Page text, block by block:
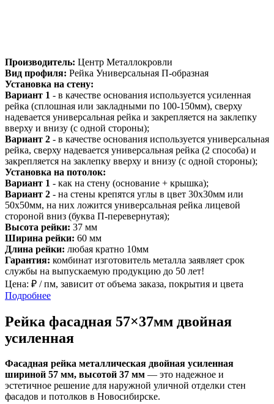
Производитель: Центр Металлокровли
Вид профиля: Рейка Универсальная П-образная
Установка на стену:
Вариант 1 - в качестве основания используется усиленная
рейка (сплошная или закладными по 100-150мм), сверху
надевается универсальная рейка и закрепляется на заклепку
вверху и внизу (с одной стороны);
Вариант 2 - в качестве основания используется универсальная
рейка, сверху надевается универсальная рейка (2 способа) и
закрепляется на заклепку вверху и внизу (с одной стороны);
Установка на потолок:
Вариант 1 - как на стену (основание + крышка);
Вариант 2 - на стены крепятся углы в цвет 30х30мм или
50х50мм, на них ложится универсальная рейка лицевой
стороной вниз (буква П-перевернутая);
Высота рейки: 37 мм
Ширина рейки: 60 мм
Длина рейки: любая кратно 10мм
Гарантия: комбинат изготовитель металла заявляет срок
службы на выпускаемую продукцию до 50 лет!
Цена: ₽ / пм, зависит от объема заказа, покрытия и цвета
Подробнее
Рейка фасадная 57×37мм двойная
усиленная
Фасадная рейка металлическая двойная усиленная
шириной 57 мм, высотой 37 мм — это надежное и
эстетичное решение для наружной уличной отделки стен
фасадов и потолков в Новосибирске.